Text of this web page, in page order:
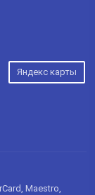
Яндекс карты
Maestro,